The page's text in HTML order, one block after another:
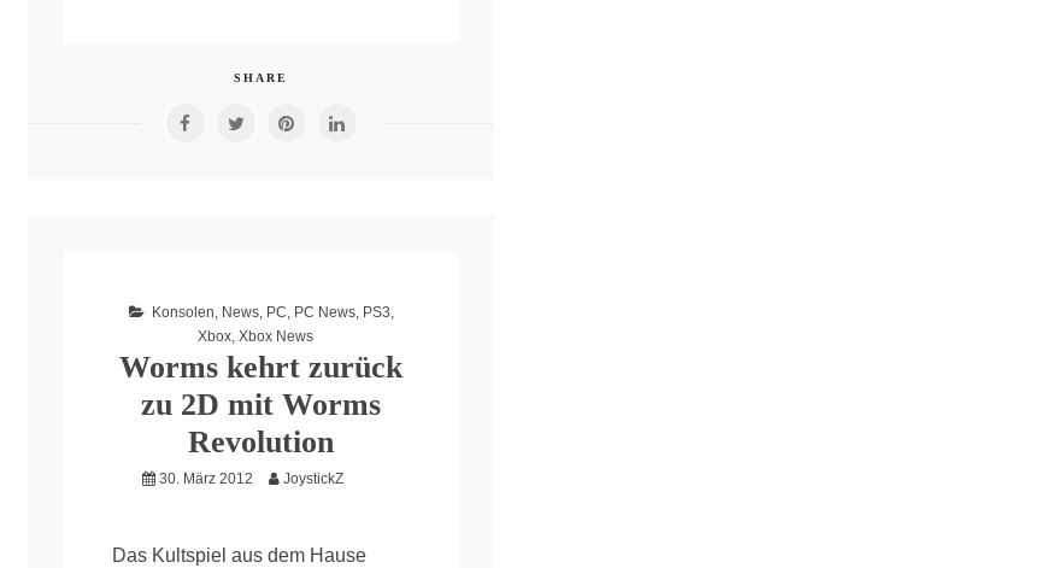
SHARE
Konsolen, News, PC, PC News, PS3,
Xbox, Xbox News
Worms kehrt zurück
zu 2D mit Worms
Revolution
30. März 2012 JoystickZ
Das Kultspiel aus dem Hause